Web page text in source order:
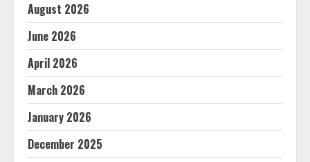
August 2026
June 2026
April 2026
March 2026
January 2026
December 2025